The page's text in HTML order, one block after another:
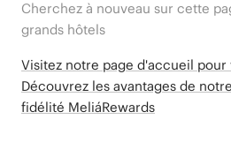
Cherchez à nouveau sur cette
grands hôtels
Visitez notre page d'accueil
Découvrez les avantages de
fidélité MeliáRewards